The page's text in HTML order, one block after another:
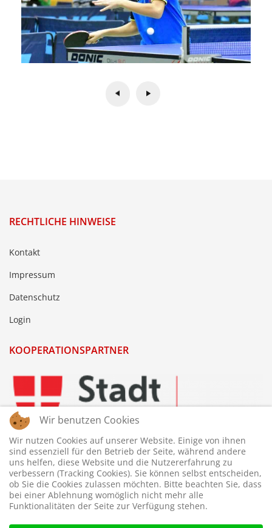
RECHTLICHE HINWEISE
Kontakt
Impressum
Datenschutz
Login
KOOPERATIONSPARTNER
Wir benutzen Cookies
Wir nutzen Cookies auf unserer Website. Einige von ihnen
sind essenziell für den Betrieb der Seite, während andere
uns helfen, diese Website und die Nutzererfahrung zu
verbessern (Tracking Cookies). Sie können selbst entscheiden,
ob Sie die Cookies zulassen möchten. Bitte beachten Sie, dass
bei einer Ablehnung womöglich nicht mehr alle
Funktionalitäten der Seite zur Verfügung stehen.